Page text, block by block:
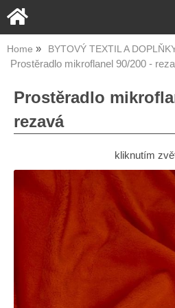
Home BYTOVÝ TEXTIL A
Prostěradlo mikroflanel 90/200 -
Prostěradlo
rezavá
kliknutím